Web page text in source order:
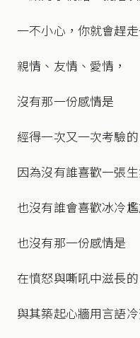
一不小心，你就會趕
親情、友情、愛情，
沒有那一份感情是
經得一次又一次考驗的
因為沒有誰喜歡一張生
也沒有誰會喜歡冰冷尷
也沒有那一份感情是
在憤怒與嘶吼中滋長的
與其築起心牆用言語冷